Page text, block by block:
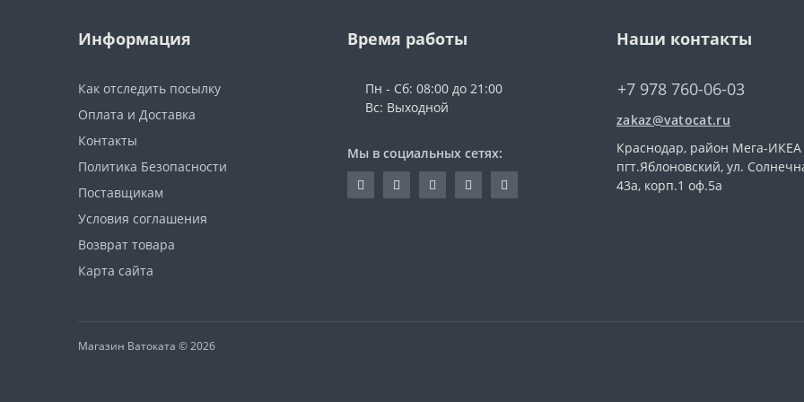
Информация
Как отследить посылку
Оплата и Доставка
Контакты
Политика Безопасности
Поставщикам
Условия соглашения
Возврат товара
Карта сайта
Время работы
Пн - Сб: 08:00 до 21:00
Вс: Выходной
Мы в социальных сетях:
Наши контакты
+7 978 760-06-03
zakaz@vatocat.ru
Краснодар, район Мега-ИКЕА
пгт.Яблоновский, ул.
43а, корп.1 оф.5а
Магазин Ватоката © 2026